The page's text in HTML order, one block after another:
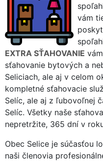
vám
EXTRA SŤAHOVANIE
sťahovanie bytových a
Seliciach, ale aj v celom
kompletné sťahovacie
Selíc, ale aj z ľubovoľnej
Selíc. Všetky naše
nepretržite, 365 dní v
Obec Selice je súčasťou
naši členovia